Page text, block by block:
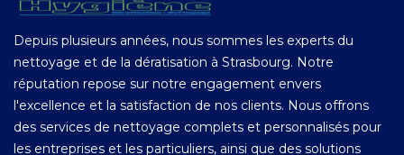
Depuis plusieurs années, nous sommes les experts du
nettoyage et de la dératisation à Strasbourg. Notre
réputation repose sur notre engagement envers
l'excellence et la satisfaction de nos clients. Nous offrons
des services de nettoyage complets et personnalisés pour
les entreprises et les particuliers, ainsi que des solutions